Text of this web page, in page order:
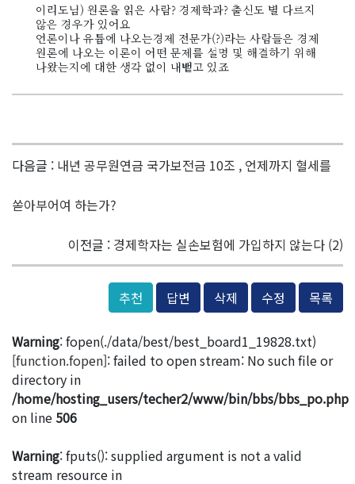
이리도님) 원론을 읽은 사람? 경제학과? 출신도 별 다르지
않은 경우가 있어요
언론이나 유튭에 나오는경제 전문가(?)라는 사람들은 경제
원론에 나오는 이론이 어떤 문제를 설명 및 해결하기 위해
나왔는지에 대한 생각 없이 내뱉고 있죠
다음글 : 내년 공무원연금 국가보전금 10조 , 언제까지 혈세를
쏟아부어여 하는가?
이전글 : 경제학자는 실손보험에 가입하지 않는다 (2)
추천 답변 삭제 수정 목록
Warning: fopen(./data/best/best_board1_19828.txt)
[function.fopen]: failed to open stream: No such file or
directory in
/home/hosting_users/techer2/www/bin/bbs/bbs_po.php
on line 506
Warning: fputs(): supplied argument is not a valid
stream resource in